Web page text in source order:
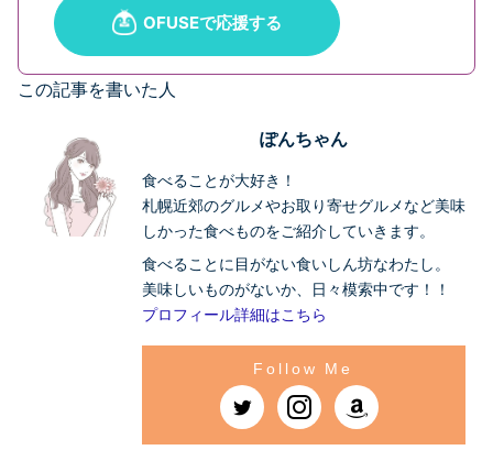
この記事を書いた人
ぽんちゃん
食べることが大好き！
札幌近郊のグルメやお取り寄せグルメなど美味
しかった食べものをご紹介していきます。
食べることに目がない食いしん坊なわたし。
美味しいものがないか、日々模索中です！！
プロフィール詳細はこちら